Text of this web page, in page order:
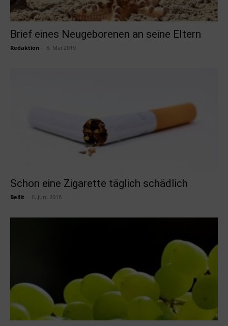
Brief eines Neugeborenen an seine Eltern
Redaktion 8. Mai 2019
Schon eine Zigarette täglich schädlich
Beilit 6. Juni 2018